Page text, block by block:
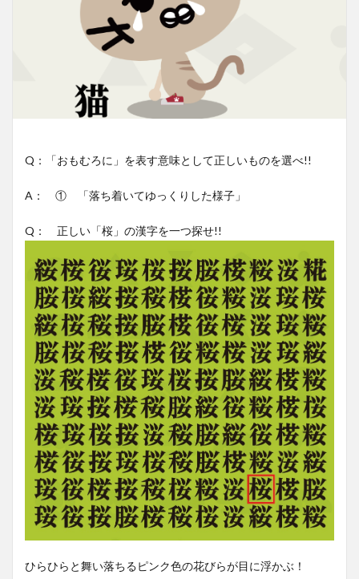
Q：「おもむろに」を表す意味として正しいものを選べ!!
A： ① 「落ち着いてゆっくりした様子」
Q： 正しい「桜」の漢字を一つ探せ!!
ひらひらと舞い落ちるピンク色の花びらが目に浮かぶ！